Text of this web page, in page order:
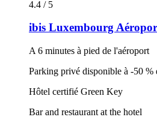
4.4 / 5
ibis Luxembourg
A 6 minutes à pied de l'aéroport
Parking privé disponible à -50 %
Hôtel certifié Green Key
Bar and restaurant at the hotel